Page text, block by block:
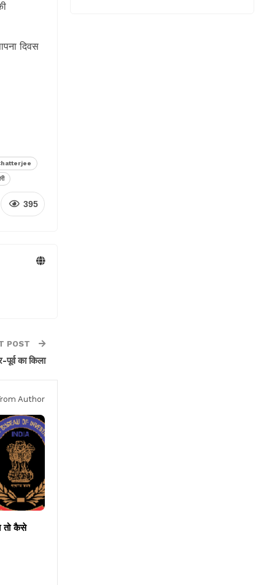
दिवस
395
POST
पूर्व का किला
Author
तो कैसे